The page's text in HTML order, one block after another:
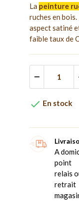
La peinture
ruches en
aspect satiné
faible taux de
 En stock
A
point
relais
retrait